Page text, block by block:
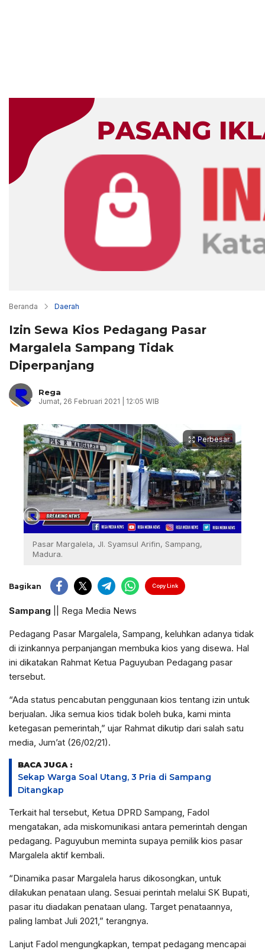
Beranda Daerah
Izin Sewa Kios Pedagang Pasar
Margalela Sampang Tidak
Diperpanjang
Rega
Jumat, 26 Februari 2021 | 12:05 WIB
Perbesar
Pasar Margalela, Jl. Syamsul Arifin, Sampang,
Madura.
Bagikan Copy Link
Sampang || Rega Media News
Pedagang Pasar Margalela, Sampang, keluhkan adanya tidak
di izinkannya perpanjangan membuka kios yang disewa. Hal
ini dikatakan Rahmat Ketua Paguyuban Pedagang pasar
tersebut.
“Ada status pencabutan penggunaan kios tentang izin untuk
berjualan. Jika semua kios tidak boleh buka, kami minta
ketegasan pemerintah,” ujar Rahmat dikutip dari salah satu
media, Jum’at (26/02/21).
BACA JUGA :
Sekap Warga Soal Utang, 3 Pria di Sampang
Ditangkap
Terkait hal tersebut, Ketua DPRD Sampang, Fadol
mengatakan, ada miskomunikasi antara pemerintah dengan
pedagang. Paguyubun meminta supaya pemilik kios pasar
Margalela aktif kembali.
“Dinamika pasar Margalela harus dikosongkan, untuk
dilakukan penataan ulang. Sesuai perintah melalui SK Bupati,
pasar itu diadakan penataan ulang. Target penataannya,
paling lambat Juli 2021,” terangnya.
Lanjut Fadol mengungkapkan, tempat pedagang mencapai